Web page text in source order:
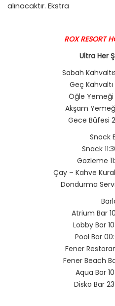
alınacaktır. Ekstra
ROX RESORT
Ultra Her
Sabah
Geç Kahvaltı
Öğle Yemeği
Akşam
Gece Büfesi
Snack
Snack
Gözleme
Çay – Kahve
Dondurma
Atrium Bar
Lobby Bar
Pool Bar
Fener
Fener Beach
Aqua Bar
Disko Bar